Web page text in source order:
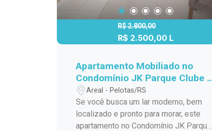
R$ 2.800,00
R$ 2.500,00 L
Apartamento Mobiliado no
Condomínio JK Parque Clube -
Conforto e Qualidade de Vida
Areal - Pelotas/RS
Se você busca um lar moderno, bem
localizado e pronto para morar, este
apartamento no Condomínio JK Parque